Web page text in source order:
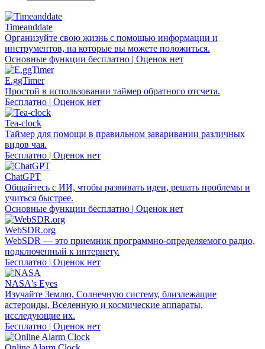
Timeanddate
Организуйте свою жизнь с помощью информации и
инструментов, на которые вы можете положиться.
Основные функции бесплатно | Оценок нет
E.ggTimer
Простой в использовании таймер обратного отсчета.
Бесплатно | Оценок нет
Tea-clock
Таймер для помощи в правильном заваривании различных
видов чая.
Бесплатно | Оценок нет
ChatGPT
Общайтесь с ИИ, чтобы развивать идеи, решать проблемы и
учиться быстрее.
Основные функции бесплатно | Оценок нет
WebSDR.org
WebSDR — это приемник программно-определяемого радио,
подключенный к интернету.
Бесплатно | Оценок нет
NASA's Eyes
Изучайте Землю, Солнечную систему, близлежащие
астероиды, Вселенную и космические аппараты,
исследующие их.
Бесплатно | Оценок нет